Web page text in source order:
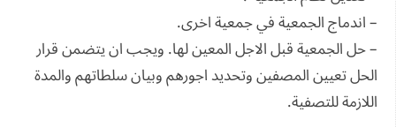
– اندماج الجمعية في جمعية اخرى.
– حل الجمعية قبل الاجل المعين لها. ويجب ان يتضمن قرار
الحل تعيين المصفين وتحديد اجورهم وبيان سلطاتهم والمدة
اللازمة للتصفية.